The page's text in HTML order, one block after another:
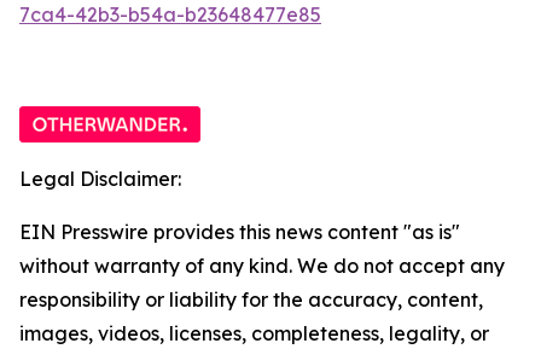
7ca4-42b3-b54a-b23648477e85
Legal Disclaimer:
EIN Presswire provides this news content "as is"
without warranty of any kind. We do not accept any
responsibility or liability for the accuracy, content,
images, videos, licenses, completeness, legality, or